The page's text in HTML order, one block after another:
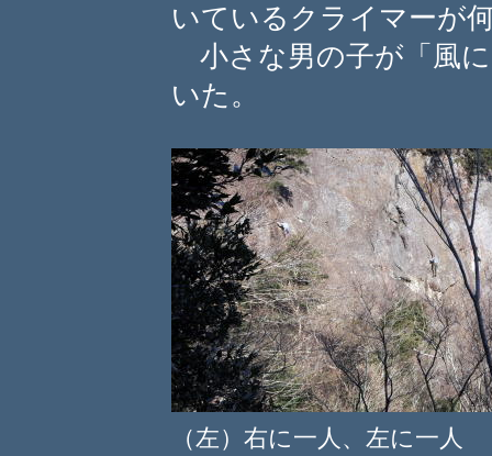
いているクライマーが
小さな男の子が「風
いた。
（左）右に一人、左に